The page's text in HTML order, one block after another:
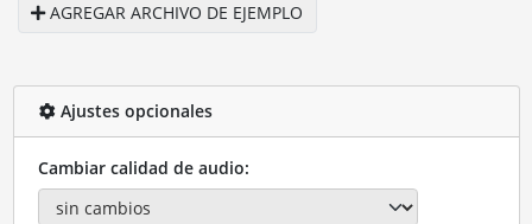
AGREGAR ARCHIVO DE EJEMPLO
Ajustes opcionales
Cambiar calidad de audio: